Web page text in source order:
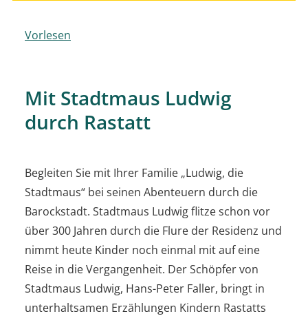
Vorlesen
Mit Stadtmaus Ludwig
durch Rastatt
Begleiten Sie mit Ihrer Familie „Ludwig, die
Stadtmaus“ bei seinen Abenteuern durch die
Barockstadt. Stadtmaus Ludwig flitze schon vor
über 300 Jahren durch die Flure der Residenz und
nimmt heute Kinder noch einmal mit auf eine
Reise in die Vergangenheit. Der Schöpfer von
Stadtmaus Ludwig, Hans-Peter Faller, bringt in
unterhaltsamen Erzählungen Kindern Rastatts